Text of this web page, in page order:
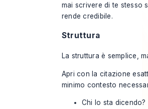
mai scrivere di te stesso
rende credibile.
Struttura
La struttura è semplice,
Apri con la citazione
minimo contesto
Chi lo sta dicendo?